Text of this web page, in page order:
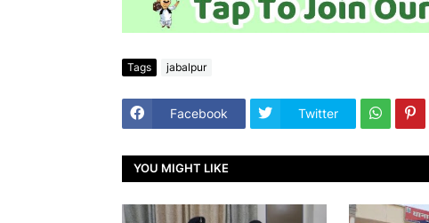
Tags jabalpur
Facebook Twitter
YOU MIGHT LIKE